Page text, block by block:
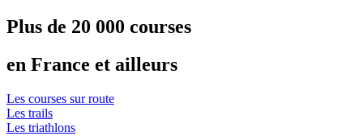
Plus de 20 000 courses
en France et ailleurs
Les courses sur route
Les trails
Les triathlons